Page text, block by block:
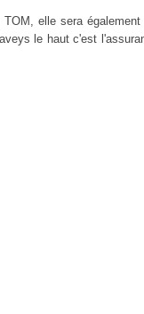
elle sera également
le haut c'est